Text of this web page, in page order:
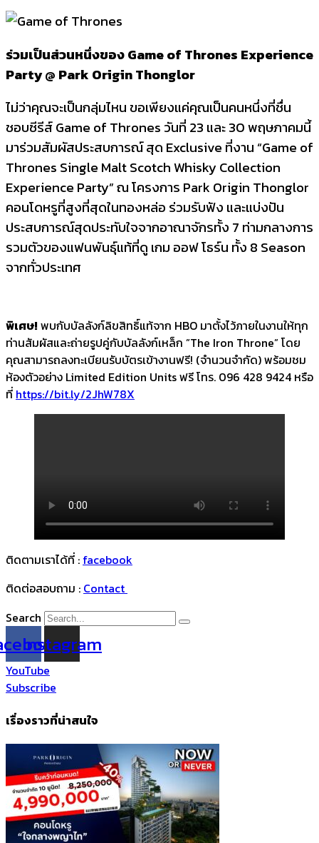
ร่วมเป็นส่วนหนึ่งของ Game of Thrones Experience
Party @ Park Origin Thonglor
ไม่ว่าคุณจะเป็นกลุ่มไหน ขอเพียงแค่คุณเป็นคนหนึ่งที่ชื่น
ชอบซีรีส์ Game of Thrones วันที่ 23 และ 30 พฤษภาคมนี้
มาร่วมสัมผัสประสบการณ์ สุด Exclusive ที่งาน “Game of
Thrones Single Malt Scotch Whisky Collection
Experience Party” ณ โครงการ Park Origin Thonglor
คอนโดหรูที่สูงที่สุดในทองหล่อ ร่วมรับฟัง และแบ่งปัน
ประสบการณ์สุดประทับใจจากอาณาจักรทั้ง 7 ท่ามกลางการ
รวมตัวของแฟนพันธุ์แท้ที่ดู เกม ออฟ โธร์น ทั้ง 8 Season
จากทั่วประเทศ
พิเศษ! พบกับบัลลังก์ลิขสิทธิ์แท้จาก HBO มาตั้งไว้ภายในงานให้ทุก
ท่านสัมผัสและถ่ายรูปคู่กับบัลลังก์เหล็ก ”The Iron Throne” โดย
คุณสามารถลงทะเบียนรับบัตรเข้างานฟรี! (จำนวนจำกัด) พร้อมชม
ห้องตัวอย่าง Limited Edition Units ฟรี โทร. 096 428 9424 หรือ
ที่ https://bit.ly/2JhW78X
ติดตามเราได้ที่ : facebook
ติดต่อสอบถาม : Contact
Search
Instagram
YouTube
Subscribe
เรื่องราวที่น่าสนใจ